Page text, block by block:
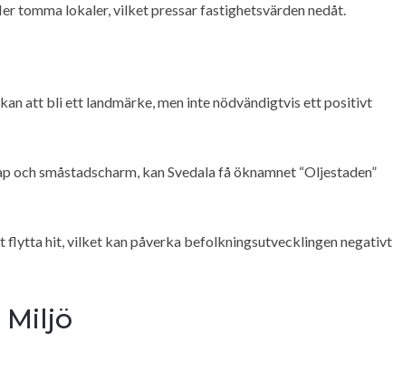
tomma lokaler, vilket pressar fastighetsvärden nedåt.
att bli ett landmärke, men inte nödvändigtvis ett positivt
småstadscharm, kan Svedala få öknamnet “Oljestaden”
flytta hit, vilket kan påverka befolkningsutvecklingen negativt
Miljö